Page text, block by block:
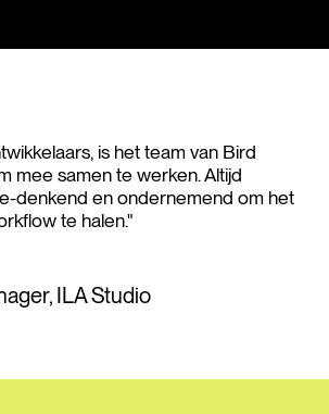
is het team van Bird
mee samen te werken. Altijd
denkend en ondernemend om het
te halen."
ILA Studio